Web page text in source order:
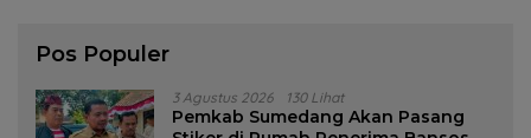
Pos Populer
3 Agustus 2026 130 Lihat
Pemkab Sumedang Akan Pasang